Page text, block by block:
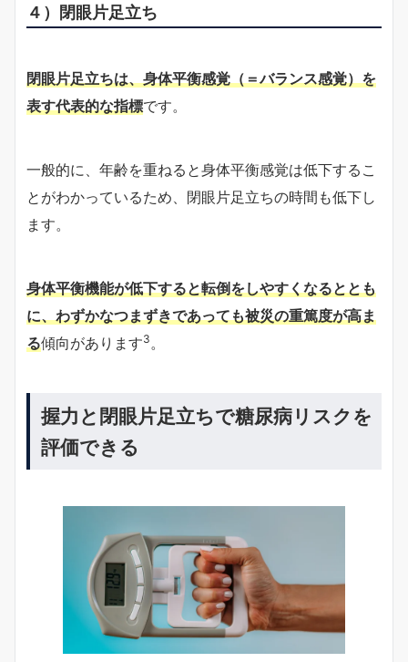
４）閉眼片足立ち
閉眼片足立ちは、身体平衡感覚（＝バランス感覚）を
表す代表的な指標です。
一般的に、年齢を重ねると身体平衡感覚は低下するこ
とがわかっているため、閉眼片足立ちの時間も低下し
ます。
身体平衡機能が低下すると転倒をしやすくなるととも
に、わずかなつまずきであっても被災の重篤度が高ま
る傾向があります3 。
握力と閉眼片足立ちで糖尿病リスクを
評価できる